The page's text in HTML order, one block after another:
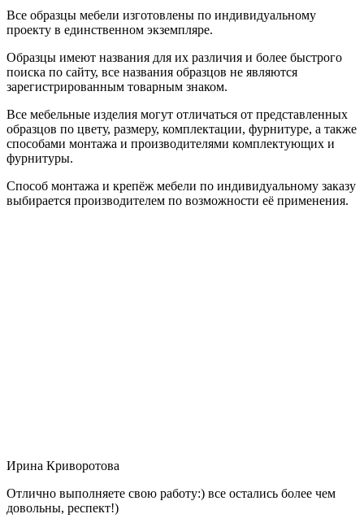
Все образцы мебели изготовлены по индивидуальному
проекту в единственном экземпляре.
Образцы имеют названия для их различия и более быстрого
поиска по сайту, все названия образцов не являются
зарегистрированным товарным знаком.
Все мебельные изделия могут отличаться от представленных
образцов по цвету, размеру, комплектации, фурнитуре, а также
способами монтажа и производителями комплектующих и
фурнитуры.
Способ монтажа и крепёж мебели по индивидуальному заказу
выбирается производителем по возможности её применения.
Ирина Криворотова
Отлично выполняете свою работу:) все остались более чем
довольны, респект!)